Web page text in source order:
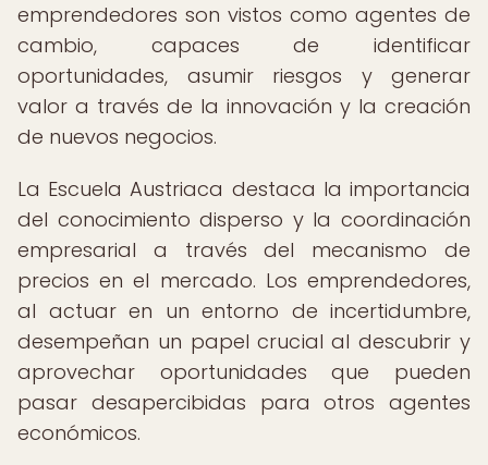
emprendedores son vistos como agentes de
cambio, capaces de identificar
oportunidades, asumir riesgos y generar
valor a través de la innovación y la creación
de nuevos negocios.
La Escuela Austriaca destaca la importancia
del conocimiento disperso y la coordinación
empresarial a través del mecanismo de
precios en el mercado. Los emprendedores,
al actuar en un entorno de incertidumbre,
desempeñan un papel crucial al descubrir y
aprovechar oportunidades que pueden
pasar desapercibidas para otros agentes
económicos.